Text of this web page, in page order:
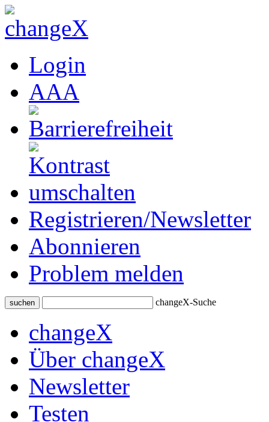
Login
AAA
Registrieren/Newsletter
Abonnieren
Problem melden
suchen changeX-Suche
changeX
Über changeX
Newsletter
Testen